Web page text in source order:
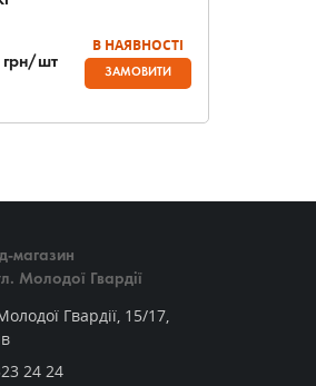
грн/шт
В НАЯВНОСТІ
ЗАМОВИТИ
магазин
Молодої Гвардії
Гвардії, 15/17,
24 24